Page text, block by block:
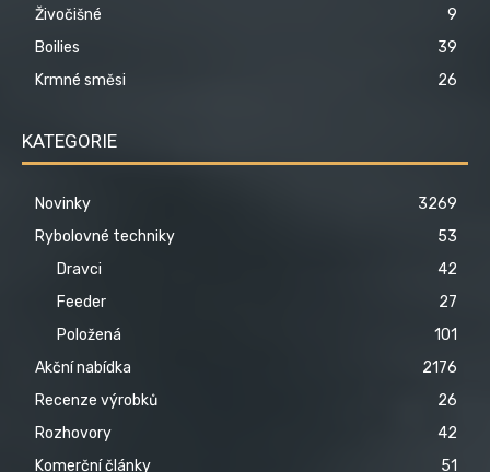
Živočišné
9
Boilies
39
Krmné směsi
26
KATEGORIE
Novinky
3269
Rybolovné techniky
53
Dravci
42
Feeder
27
Položená
101
Akční nabídka
2176
Recenze výrobků
26
Rozhovory
42
Komerční články
51